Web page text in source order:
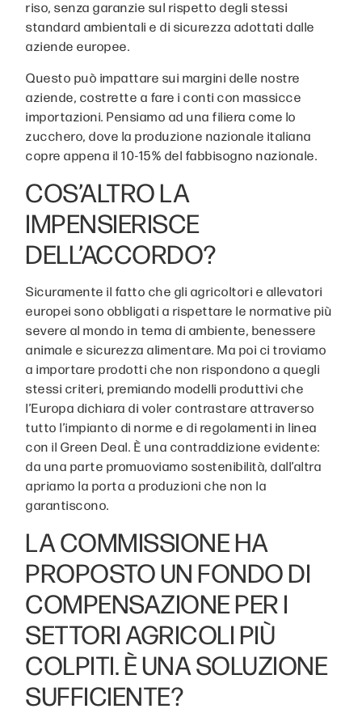
riso, senza garanzie sul rispetto degli stessi
standard ambientali e di sicurezza adottati dalle
aziende europee.
Questo può impattare sui margini delle nostre
aziende, costrette a fare i conti con massicce
importazioni. Pensiamo ad una filiera come lo
zucchero, dove la produzione nazionale italiana
copre appena il 10-15% del fabbisogno nazionale.
COS’ALTRO LA
IMPENSIERISCE
DELL’ACCORDO?
Sicuramente il fatto che gli agricoltori e allevatori
europei sono obbligati a rispettare le normative più
severe al mondo in tema di ambiente, benessere
animale e sicurezza alimentare. Ma poi ci troviamo
a importare prodotti che non rispondono a quegli
stessi criteri, premiando modelli produttivi che
l’Europa dichiara di voler contrastare attraverso
tutto l’impianto di norme e di regolamenti in linea
con il Green Deal. È una contraddizione evidente:
da una parte promuoviamo sostenibilità, dall’altra
apriamo la porta a produzioni che non la
garantiscono.
LA COMMISSIONE HA
PROPOSTO UN FONDO DI
COMPENSAZIONE PER I
SETTORI AGRICOLI PIÙ
COLPITI. È UNA SOLUZIONE
SUFFICIENTE?